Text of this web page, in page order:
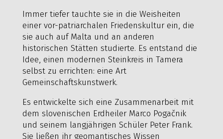
Immer tiefer tauchte sie in die Weisheiten
einer vor-patriarchalen Friedenskultur ein, die
sie auch auf Malta und an anderen
historischen Stätten studierte. Es entstand die
Idee, einen modernen Steinkreis in Tamera
selbst zu errichten: eine Art
Gemeinschaftskunstwerk.
Es entwickelte sich eine Zusammenarbeit mit
dem slovenischen Erdheiler Marco Pogačnik
und seinem langjährigen Schüler Peter Frank.
Sie ließen ihr geomantisches Wissen